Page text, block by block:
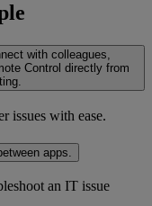
with colleagues,
Control directly from
issues with ease.
apps.
an IT issue